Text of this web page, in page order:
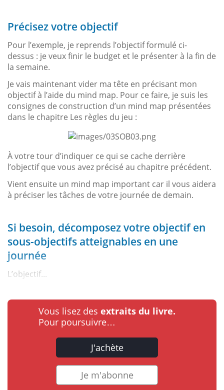
Précisez votre objectif
Pour l’exemple, je reprends l’objectif formulé ci-
dessus : je veux finir le budget et le présenter à la fin de
la semaine.
Je vais maintenant vider ma tête en précisant mon
objectif à l’aide du mind map. Pour ce faire, je suis les
consignes de construction d’un mind map présentées
dans le chapitre Les règles du jeu :
À votre tour d’indiquer ce qui se cache derrière
l’objectif que vous avez précisé au chapitre précédent.
Vient ensuite un mind map important car il vous aidera
à préciser les tâches de votre journée de demain.
Si besoin, décomposez votre objectif en
sous-objectifs atteignables en une
journée
L’objectif...
Vous lisez des extraits du livre.
Pour poursuivre…
J'achète
Je m'abonne